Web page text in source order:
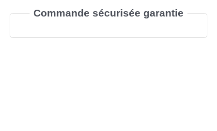
Commande sécurisée garantie